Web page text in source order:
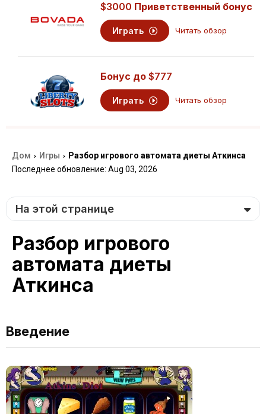
$3000 Приветственный бонус
Играть Читать обзор
Бонус до$777
Играть Читать обзор
Дом › Игры › Разбор игрового автомата диеты Аткинса
Последнее обновление: Aug 03, 2026
На этой странице
Разбор игрового
автомата диеты
Аткинса
Введение